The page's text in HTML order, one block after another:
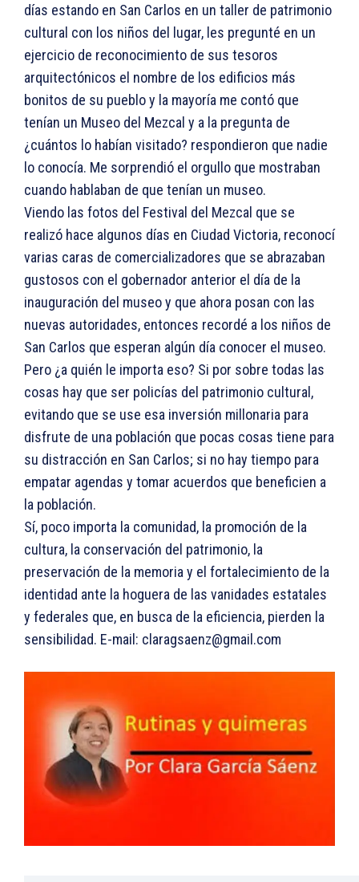
días estando en San Carlos en un taller de patrimonio
cultural con los niños del lugar, les pregunté en un
ejercicio de reconocimiento de sus tesoros
arquitectónicos el nombre de los edificios más
bonitos de su pueblo y la mayoría me contó que
tenían un Museo del Mezcal y a la pregunta de
¿cuántos lo habían visitado? respondieron que nadie
lo conocía. Me sorprendió el orgullo que mostraban
cuando hablaban de que tenían un museo.
Viendo las fotos del Festival del Mezcal que se
realizó hace algunos días en Ciudad Victoria, reconocí
varias caras de comercializadores que se abrazaban
gustosos con el gobernador anterior el día de la
inauguración del museo y que ahora posan con las
nuevas autoridades, entonces recordé a los niños de
San Carlos que esperan algún día conocer el museo.
Pero ¿a quién le importa eso? Si por sobre todas las
cosas hay que ser policías del patrimonio cultural,
evitando que se use esa inversión millonaria para
disfrute de una población que pocas cosas tiene para
su distracción en San Carlos; si no hay tiempo para
empatar agendas y tomar acuerdos que beneficien a
la población.
Sí, poco importa la comunidad, la promoción de la
cultura, la conservación del patrimonio, la
preservación de la memoria y el fortalecimiento de la
identidad ante la hoguera de las vanidades estatales
y federales que, en busca de la eficiencia, pierden la
sensibilidad. E-mail: claragsaenz@gmail.com